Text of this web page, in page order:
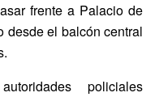
frente a Palacio de
desde el balcón central
policiales